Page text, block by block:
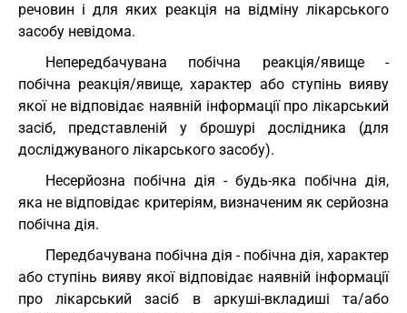
речовин і для яких реакція на відміну лікарського
засобу невідома.
Непередбачувана побічна реакція/явище -
побічна реакція/явище, характер або ступінь вияву
якої не відповідає наявній інформації про лікарський
засіб, представленій у брошурі дослідника (для
досліджуваного лікарського засобу).
Несерйозна побічна дія - будь-яка побічна дія,
яка не відповідає критеріям, визначеним як серйозна
побічна дія.
Передбачувана побічна дія - побічна дія, характер
або ступінь вияву якої відповідає наявній інформації
про лікарський засіб в аркуші-вкладиші та/або